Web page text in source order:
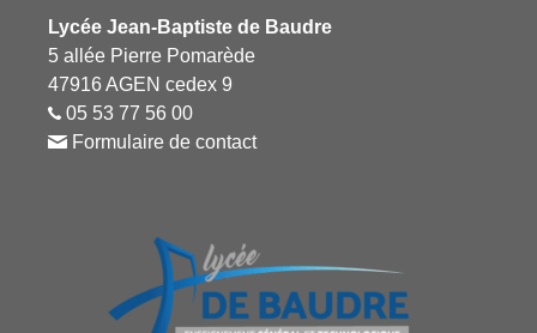
Lycée Jean-Baptiste de Baudre
5 allée Pierre Pomarède
47916 AGEN cedex 9
05 53 77 56 00
Formulaire de contact